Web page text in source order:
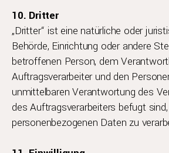
10. Dritter
„Dritter“ ist eine natürliche oder
Behörde, Einrichtung oder andere
betroffenen Person, dem
Auftragsverarbeiter und den
unmittelbaren Verantwortung des
des Auftragsverarbeiters befugt
personenbezogenen Daten zu